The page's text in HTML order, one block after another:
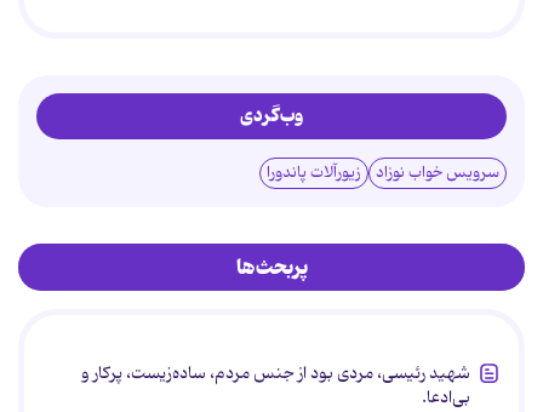
وب‌گردی
سرویس خواب نوزاد زیورآلات پاندورا
پربحث‌ها
شهید رئیسی، مردی بود از جنس مردم، ساده‌زیست، پرکار و
بی‌ادعا.